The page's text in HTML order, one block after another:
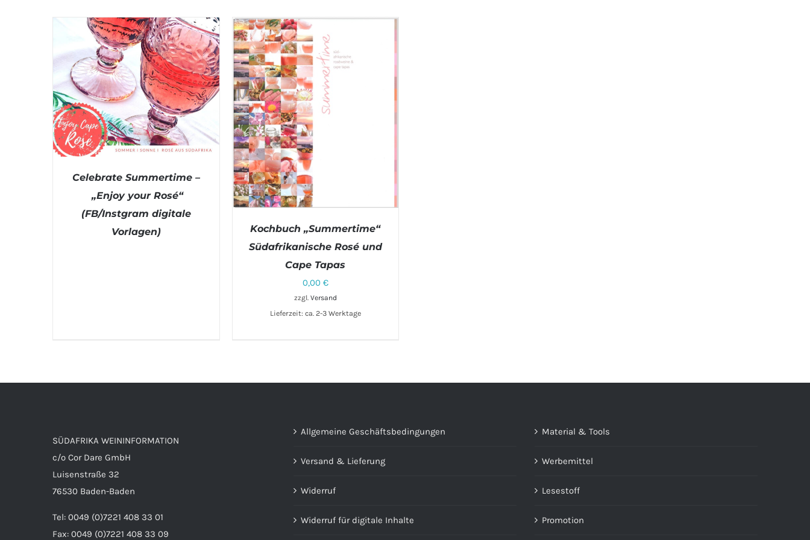
DETAILS
Celebrate Summertime –
„Enjoy your Rosé“
(FB/Instgram digitale
Vorlagen)
IN DEN WARENKORB
Kochbuch „Summertime“
Südafrikanische Rosé und
Cape Tapas
0,00 €
zzgl. Versand
Lieferzeit: ca. 2-3 Werktage
SÜDAFRIKA WEININFORMATION
c/o Cor Dare GmbH
Luisenstraße 32
76530 Baden-Baden
Tel: 0049 (0)7221 408 33 01
Fax: 0049 (0)7221 408 33 09
Allgemeine Geschäftsbedingungen
Versand & Lieferung
Widerruf
Widerruf für digitale Inhalte
Material & Tools
Werbemittel
Lesestoff
Promotion